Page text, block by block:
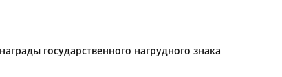
государственного нагрудного знака